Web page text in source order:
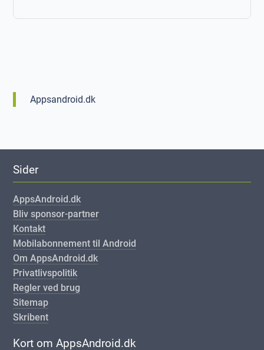
Appsandroid.dk
Sider
AppsAndroid.dk
Bliv sponsor-partner
Kontakt
Mobilabonnement til Android
Om AppsAndroid.dk
Privatlivspolitik
Regler ved brug
Sitemap
Skribent
Kort om AppsAndroid.dk